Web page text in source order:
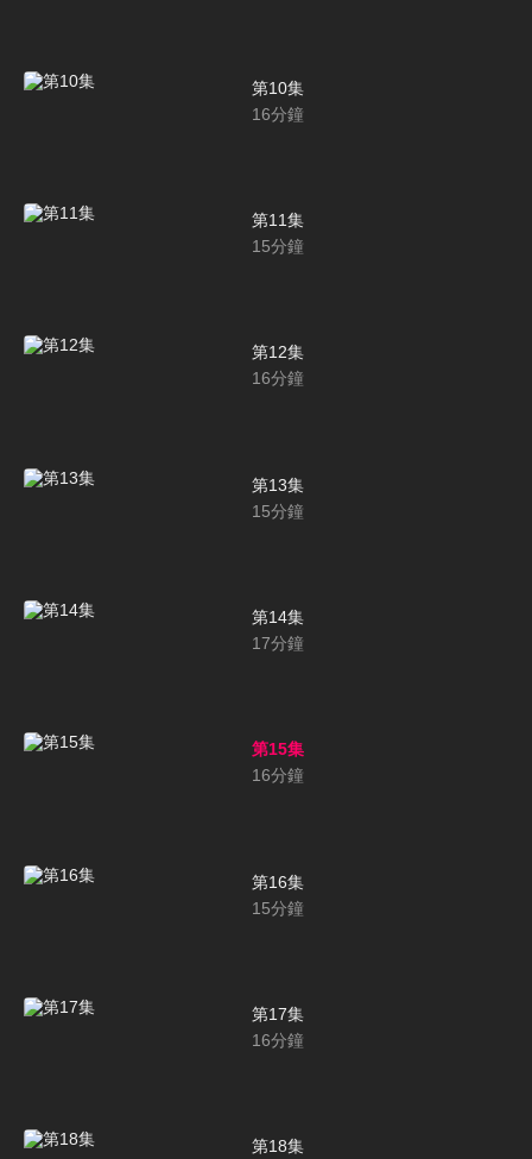
第10集
16分鐘
第11集
15分鐘
第12集
16分鐘
第13集
15分鐘
第14集
17分鐘
第15集
16分鐘
第16集
15分鐘
第17集
16分鐘
第18集